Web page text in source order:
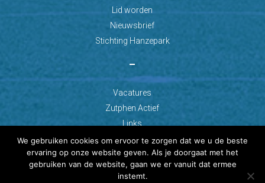
Lid worden
Nieuwsbrief
Stichting Hanzepark
–
Vacatures
Zutphen Actief
Links
We gebruiken cookies om ervoor te zorgen dat we u de beste
ervaring op onze website geven. Als je doorgaat met het
gebruiken van de website, gaan we er vanuit dat ermee
instemt.